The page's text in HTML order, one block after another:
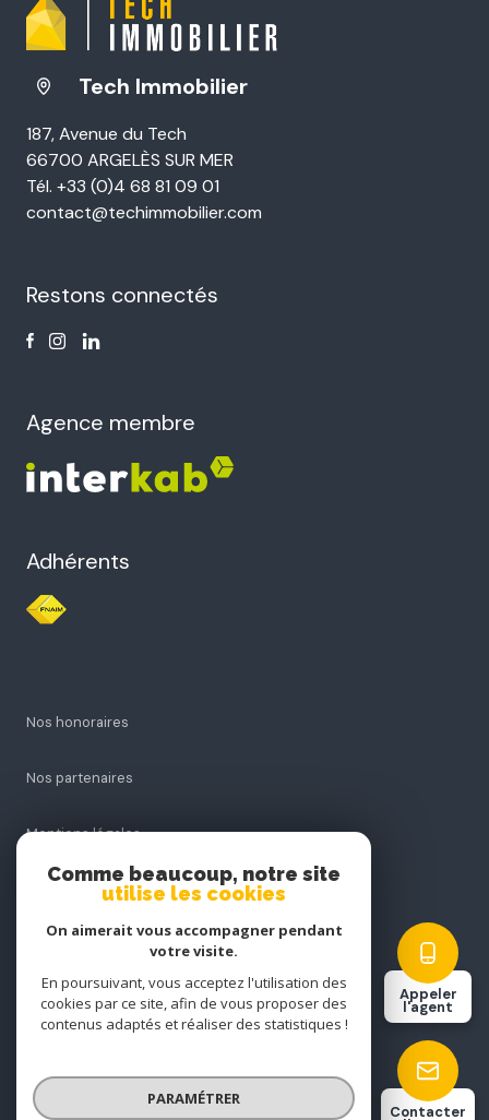
Appeler
l'agent
Contacter
Tech Immobilier
187, Avenue du Tech
66700 ARGELÈS SUR MER
Tél. +33 (0)4 68 81 09 01
contact@techimmobilier.com
Restons connectés
Agence membre
Adhérents
Nos honoraires
Nos partenaires
Mentions légales
Cookies
© 2026 | Tous droits réservés
Comme beaucoup, notre site
utilise les cookies
On aimerait vous accompagner pendant
votre visite.
En poursuivant, vous acceptez l'utilisation des
cookies par ce site, afin de vous proposer des
contenus adaptés et réaliser des statistiques !
PARAMÉTRER